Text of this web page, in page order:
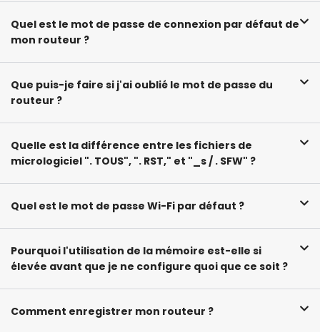
Quel est le mot de passe de connexion par défaut de
mon routeur ?
Que puis-je faire si j'ai oublié le mot de passe du
routeur ?
Quelle est la différence entre les fichiers de
micrologiciel ". TOUS", ". RST," et "_s / . SFW" ?
Quel est le mot de passe Wi-Fi par défaut ?
Pourquoi l'utilisation de la mémoire est-elle si
élevée avant que je ne configure quoi que ce soit ?
Comment enregistrer mon routeur ?